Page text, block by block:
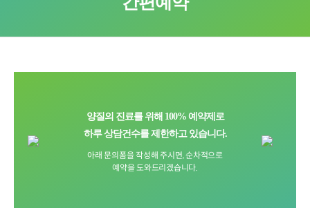
양질의 진료를 위해 100% 예약제로
하루 상담건수를 제한하고 있습니다.
아래 문의폼을 작성해 주시면, 순차적으로
예약을 도와드리겠습니다.